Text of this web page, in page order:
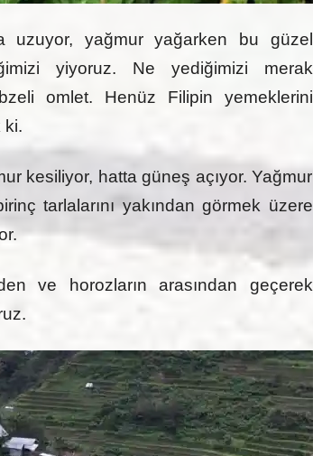
uzuyor, yağmur yağarken bu güzel
yiyoruz. Ne yediğimizi merak
omlet. Henüz Filipin yemeklerini
ki.
kesiliyor, hatta güneş açıyor. Yağmur
tarlalarını yakından görmek üzere
ve horozların arasından geçerek